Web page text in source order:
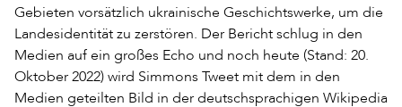
Gebieten vorsätzlich ukrainische Geschichtswerke, um die
Landesidentität zu zerstören. Der Bericht schlug in den
Medien auf ein großes Echo und noch heute (Stand: 20.
Oktober 2022) wird Simmons Tweet mit dem in den
Medien geteilten Bild in der deutschsprachigen Wikipedia